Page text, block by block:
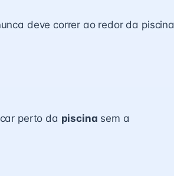
deve correr ao redor da piscina
perto da piscina sem a